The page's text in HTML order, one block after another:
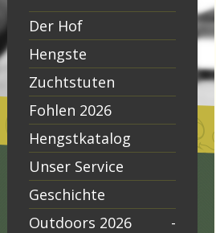
Der Hof
Hengste
Zuchtstuten
Fohlen 2026
Hengstkatalog
Unser Service
Geschichte
Outdoors 2026
-